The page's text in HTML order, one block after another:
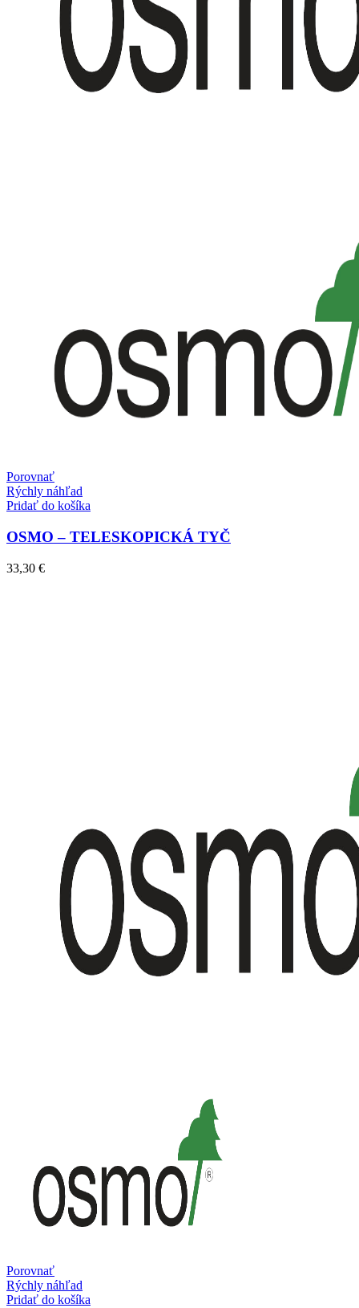
Porovnať
Rýchly náhľad
Pridať do košíka
OSMO – TELESKOPICKÁ TYČ
33,30 €
Porovnať
Rýchly náhľad
Pridať do košíka